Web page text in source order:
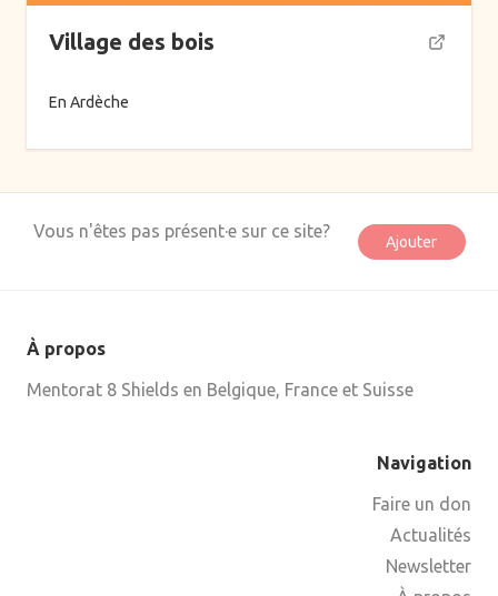
Village des bois
En Ardèche
Vous n'êtes pas présent·e sur ce site?
Ajouter
À propos
Mentorat 8 Shields en Belgique, France et Suisse
Navigation
Faire un don
Actualités
Newsletter